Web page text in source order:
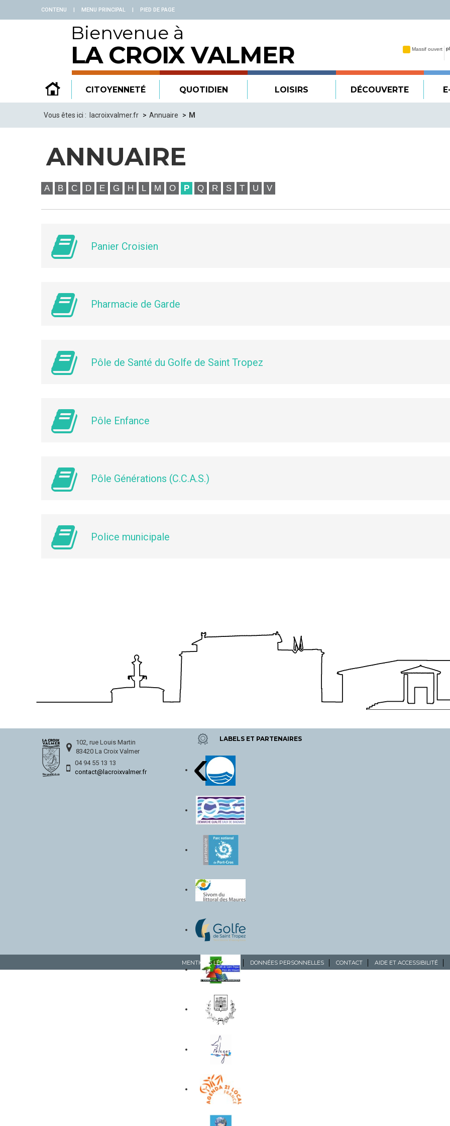
CONTENU | MENU PRINCIPAL | PIED DE PAGE
Bienvenue à
LA CROIX VALMER
CITOYENNETÉ QUOTIDIEN LOISIRS DÉCOUVERTE
Vous êtes ici : lacroixvalmer.fr Annuaire M
ANNUAIRE
A B C D E G H L M O P Q R S T U V
Panier Croisien
Pharmacie de Garde
Pôle de Santé du Golfe de Saint Tropez
Pôle Enfance
Pôle Générations (C.C.A.S.)
Police municipale
102, rue Louis Martin
83420 La Croix Valmer
04 94 55 13 13
contact@lacroixvalmer.fr
LABELS ET PARTENAIRES
‹
MENTIONS LÉGALES DONNÉES PERSONNELLES CONTACT AIDE ET ACCESSIBILITÉ